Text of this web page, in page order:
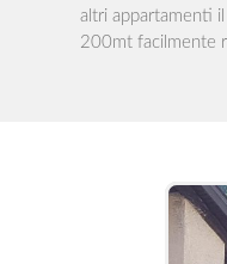
altri appartamenti
200mt facilmente